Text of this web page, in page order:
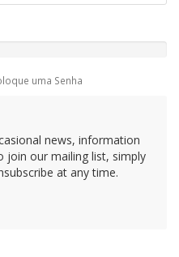
uma Senha
news, information
join our mailing list, simply
at any time.